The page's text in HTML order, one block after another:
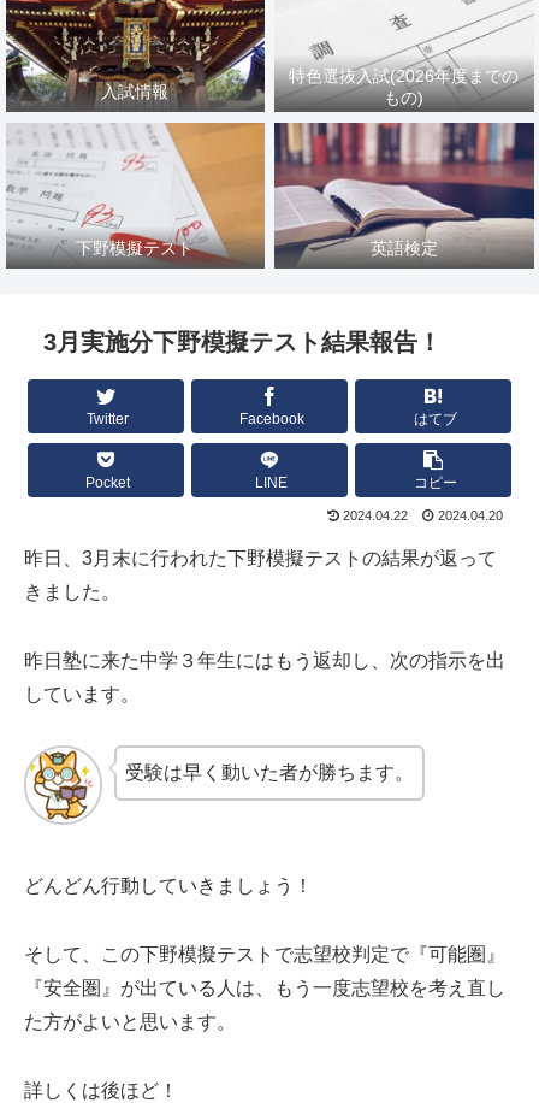
入試情報
特色選抜入試(2026年度までの
もの)
下野模擬テスト 英語検定
3月実施分下野模擬テスト結果報告！
Twitter Facebook はてブ
Pocket LINE コピー
2024.04.22 2024.04.20
昨日、3月末に行われた下野模擬テストの結果が返って
きました。
昨日塾に来た中学３年生にはもう返却し、次の指示を出
しています。
受験は早く動いた者が勝ちます。
どんどん行動していきましょう！
そして、この下野模擬テストで志望校判定で『可能圏』
『安全圏』が出ている人は、もう一度志望校を考え直し
た方がよいと思います。
詳しくは後ほど！